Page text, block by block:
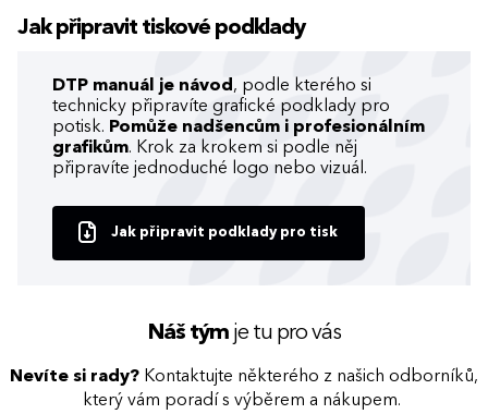
Jak připravit tiskové podklady
DTP manuál je návod , podle kterého si
technicky připravíte grafické podklady pro
potisk. Pomůže nadšencům i profesionálním
grafikům. Krok za krokem si podle něj
připravíte jednoduché logo nebo vizuál.
Jak připravit podklady pro tisk
Náš týmje tu pro vás
Nevíte si rady? Kontaktujte některého z našich odborníků,
který vám poradí s výběrem a nákupem.